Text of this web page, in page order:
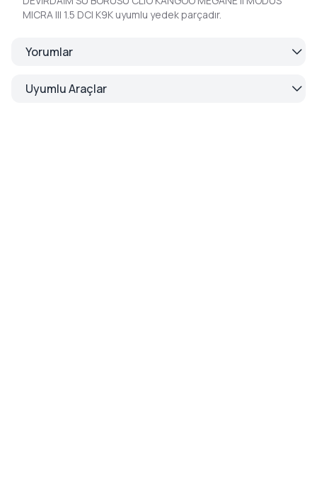
MICRA III 1.5 DCI K9K uyumlu yedek parçadır.
Yorumlar
Uyumlu Araçlar